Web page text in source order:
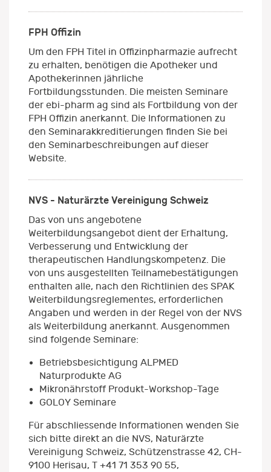
FPH Offizin
Um den FPH Titel in Offizinpharmazie aufrecht
zu erhalten, benötigen die Apotheker und
Apothekerinnen jährliche
Fortbildungsstunden. Die meisten Seminare
der ebi-pharm ag sind als Fortbildung von der
FPH Offizin anerkannt. Die Informationen zu
den Seminarakkreditierungen finden Sie bei
den Seminarbeschreibungen auf dieser
Website.
NVS - Naturärzte Vereinigung Schweiz
Das von uns angebotene
Weiterbildungsangebot dient der Erhaltung,
Verbesserung und Entwicklung der
therapeutischen Handlungskompetenz. Die
von uns ausgestellten Teilnamebestätigungen
enthalten alle, nach den Richtlinien des SPAK
Weiterbildungsreglementes, erforderlichen
Angaben und werden in der Regel von der NVS
als Weiterbildung anerkannt. Ausgenommen
sind folgende Seminare:
Betriebsbesichtigung ALPMED
Naturprodukte AG
Mikronährstoff Produkt-Workshop-Tage
GOLOY Seminare
Für abschliessende Informationen wenden Sie
sich bitte direkt an die NVS, Naturärzte
Vereinigung Schweiz, Schützenstrasse 42, CH-
9100 Herisau, T +41 71 353 90 55,